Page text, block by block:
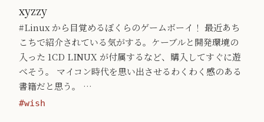
xyzzy
#Linux から目覚めるぼくらのゲームボーイ！ 最近あち
こちで紹介されている気がする。ケーブルと開発環境の
入った 1CD LINUX が付属するなど、購入してすぐに遊
べそう。 マイコン時代を思い出させるわくわく感のある
書籍だと思う。 …
#wish